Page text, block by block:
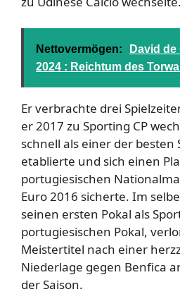
Nettovermögen:
David de
2024 : Reichtum des
Er verbrachte drei
er 2017 zu Sporting CP
schnell als einer der besten
etablierte und sich einen
portugiesischen
Euro 2016 sicherte. Im
seinen ersten Pokal als
portugiesischen Pokal,
Meistertitel nach einer
Niederlage gegen Benfica
der Saison.